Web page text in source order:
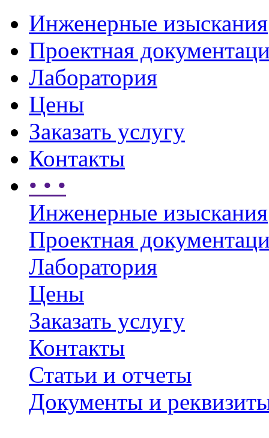
Инженерные изыскания
Проектная
Лаборатория
Цены
Заказать услугу
Контакты
• • •
Инженерные изыскания
Проектная
Лаборатория
Цены
Заказать услугу
Контакты
Статьи и отчеты
Документы и